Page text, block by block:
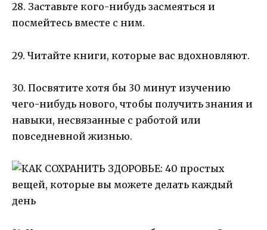
28. Заставьте кого-нибудь засмеяться и
посмейтесь вместе с ним.
29. Читайте книги, которые вас вдохновляют.
30. Посвятите хотя бы 30 минут изучению
чего-нибудь нового, чтобы получить знания и
навыки, несвязанные с работой или
повседневной жизнью.